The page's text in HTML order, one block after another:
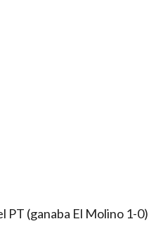
PT (ganaba El Molino 1-0)